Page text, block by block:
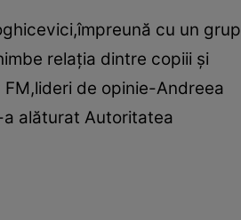
cu un grup
relaţia dintre copiii şi
de opinie-Andreea
alăturat Autoritatea